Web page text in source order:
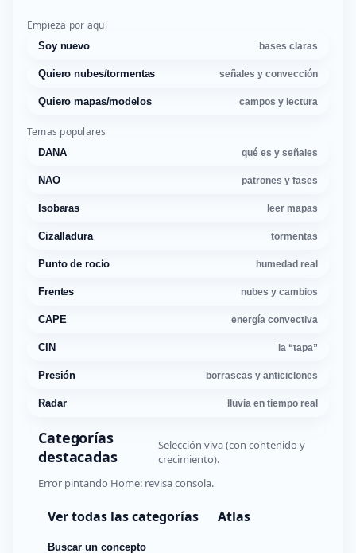
Empieza por aquí
Soy nuevo bases claras
Quiero nubes/tormentas señales y convección
Quiero mapas/modelos campos y lectura
Temas populares
DANA qué es y señales
NAO patrones y fases
Isobaras leer mapas
Cizalladura tormentas
Punto de rocío humedad real
Frentes nubes y cambios
CAPE energía convectiva
CIN la “tapa”
Presión borrascas y anticiclones
Radar lluvia en tiempo real
Categorías
destacadas
Selección viva (con contenido y
crecimiento).
Error pintando Home: revisa consola.
Ver todas las categorías Atlas
Buscar un concepto